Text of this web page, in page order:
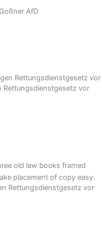
Rettungsdienstgesetz vor
Rettungsdienstgesetz vor
Rettungsdienstgesetz vor